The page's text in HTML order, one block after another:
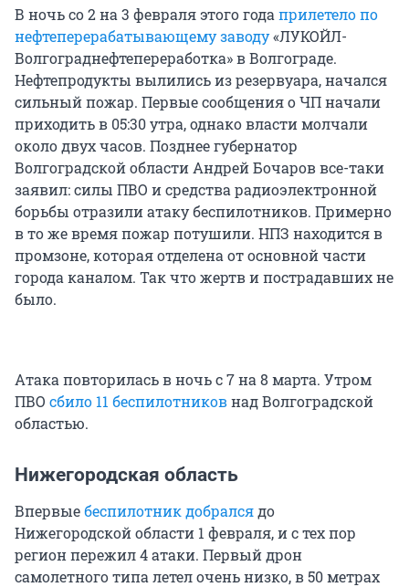
В ночь со 2 на 3 февраля этого года прилетело по
нефтеперерабатывающему заводу«ЛУКОЙЛ-
Волгограднефтепереработка» в Волгограде.
Нефтепродукты вылились из резервуара, начался
сильный пожар. Первые сообщения о ЧП начали
приходить в 05:30 утра, однако власти молчали
около двух часов. Позднее губернатор
Волгоградской области Андрей Бочаров все-таки
заявил: силы ПВО и средства радиоэлектронной
борьбы отразили атаку беспилотников. Примерно
в то же время пожар потушили. НПЗ находится в
промзоне, которая отделена от основной части
города каналом. Так что жертв и пострадавших не
было.
Атака повторилась в ночь с 7 на 8 марта. Утром
ПВО сбило 11 беспилотниковнад Волгоградской
областью.
Нижегородская область
Впервыебеспилотник добралсядо
Нижегородской области 1 февраля, и с тех пор
регион пережил 4 атаки. Первый дрон
самолетного типа летел очень низко, в 50 метрах